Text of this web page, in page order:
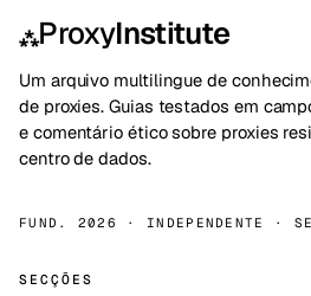
⁂ProxyInstitute
Um arquivo multilingue de
de proxies. Guias testados em
e comentário ético sobre proxies
centro de dados.
FUND. 2026 · INDEPENDENTE ·
SECÇÕES